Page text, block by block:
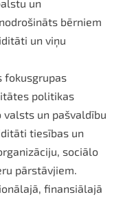
un
bērniem
un viņu
fokusgrupas
politikas
un pašvaldību
tiesības un
sociālo
pārstāvjiem.
finansiālajā